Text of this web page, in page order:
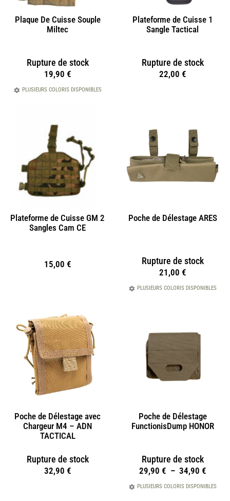
Plaque De Cuisse Souple
Miltec
Rupture de stock
19,90 €
PLUSIEURS COLORIS DISPONIBLES
Plateforme de Cuisse 1
Sangle Tactical
Rupture de stock
22,00 €
Plateforme de Cuisse GM 2
Sangles Cam CE
15,00 €
Poche de Délestage ARES
Rupture de stock
21,00 €
PLUSIEURS COLORIS DISPONIBLES
Poche de Délestage avec
Chargeur M4 – ADN
TACTICAL
Rupture de stock
32,90 €
Poche de Délestage
FunctionisDump HONOR
Rupture de stock
29,90 € – 34,90 €
PLUSIEURS COLORIS DISPONIBLES